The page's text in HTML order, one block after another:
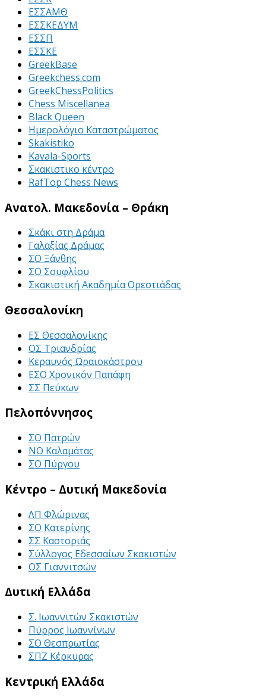
ΕΣΣΑΜΘ
ΕΣΣΚΕΔΥΜ
ΕΣΣΠ
ΕΣΣΚΕ
GreekBase
Greekchess.com
GreekChessPolitics
Chess Miscellanea
Black Queen
Ημερολόγιο Καταστρώματος
Skakistiko
Kavala-Sports
Σκακιστικο κέντρο
RafTop Chess News
Ανατολ. Μακεδονία – Θράκη
Σκάκι στη Δράμα
Γαλαξίας Δράμας
ΣΟ Ξάνθης
ΣΟ Σουφλίου
Σκακιστική Ακαδημία Ορεστιάδας
Θεσσαλονίκη
ΕΣ Θεσσαλονίκης
ΟΣ Τριανδρίας
Κεραυνός Ωραιοκάστρου
ΕΣΟ Χρονικόν Παπάφη
ΣΣ Πεύκων
Πελοπόννησος
ΣΟ Πατρών
ΝΟ Καλαμάτας
ΣΟ Πύργου
Κέντρο – Δυτική Μακεδονία
ΛΠ Φλώρινας
ΣΟ Κατερίνης
ΣΣ Καστοριάς
Σύλλογος Εδεσσαίων Σκακιστών
ΟΣ Γιαννιτσών
Δυτική Ελλάδα
Σ. Ιωαννιτών Σκακιστών
Πύρρος Ιωαννίνων
ΣΟ Θεσπρωτίας
ΣΠΖ Κέρκυρας
Κεντρική Ελλάδα